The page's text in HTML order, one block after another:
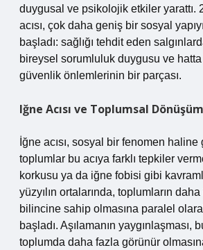
duygusal ve psikolojik etkiler yarattı.
acısı, çok daha geniş bir sosyal
başladı: sağlığı tehdit eden
bireysel sorumluluk duygusu ve hatta
güvenlik önlemlerinin bir parçası.
Iğne Acısı ve Toplumsal Dönüşüm
İğne acısı, sosyal bir fenomen haline
toplumlar bu acıya farklı tepkiler
korkusu ya da iğne fobisi gibi
yüzyılın ortalarında, toplumların
bilincine sahip olmasına paralel
başladı. Aşılamanın yaygınlaşması,
toplumda daha fazla görünür